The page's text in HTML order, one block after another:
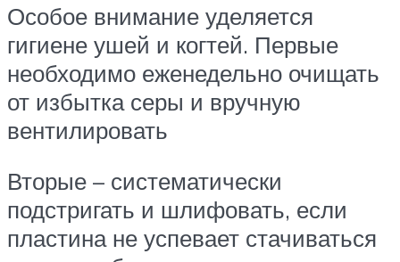
Особое внимание уделяется
гигиене ушей и когтей. Первые
необходимо еженедельно очищать
от избытка серы и вручную
вентилировать
Вторые – систематически
подстригать и шлифовать, если
пластина не успевает стачиваться